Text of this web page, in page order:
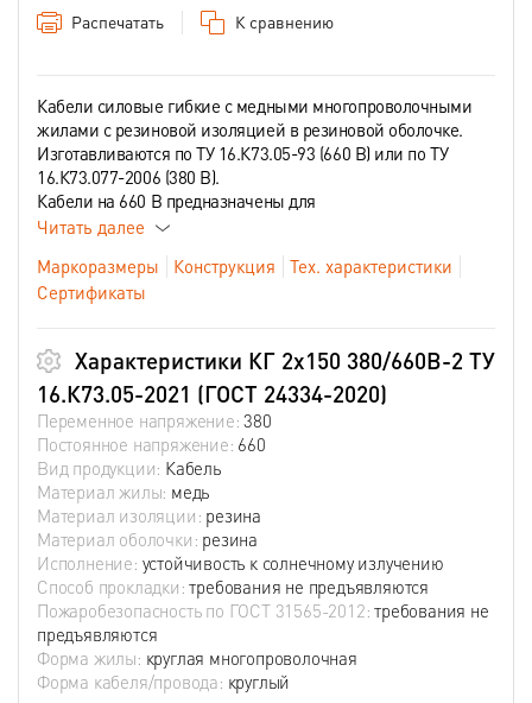
Распечатать К сравнению
Кабели силовые гибкие с медными многопроволочными
жилами с резиновой изоляцией в резиновой оболочке.
Изготавливаются по ТУ 16.К73.05-93 (660 В) или по ТУ
16.К73.077-2006 (380 В).
Кабели на 660 В предназначены для
Читать далее
Маркоразмеры
Конструкция
Тех. характеристики
Сертификаты
Характеристики КГ 2х150 380/660В-2 ТУ
16.К73.05-2021 (ГОСТ 24334-2020)
Переменное напряжение:380
Постоянное напряжение: 660
Вид продукции: Кабель
Материал жилы: медь
Материал изоляции: резина
Материал оболочки: резина
Исполнение: устойчивость к солнечному излучению
Способ прокладки:требования не предъявляются
Пожаробезопасность по ГОСТ 31565-2012:требования не
предъявляются
Форма жилы: круглая многопроволочная
Форма кабеля/провода: круглый